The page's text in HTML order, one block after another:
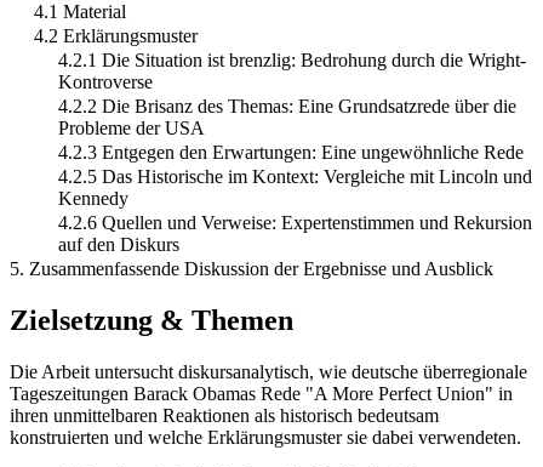
4.1 Material
4.2 Erklärungsmuster
4.2.1 Die Situation ist brenzlig: Bedrohung durch die Wright-
Kontroverse
4.2.2 Die Brisanz des Themas: Eine Grundsatzrede über die
Probleme der USA
4.2.3 Entgegen den Erwartungen: Eine ungewöhnliche Rede
4.2.5 Das Historische im Kontext: Vergleiche mit Lincoln und
Kennedy
4.2.6 Quellen und Verweise: Expertenstimmen und Rekursion
auf den Diskurs
5. Zusammenfassende Diskussion der Ergebnisse und Ausblick
Zielsetzung & Themen
Die Arbeit untersucht diskursanalytisch, wie deutsche überregionale
Tageszeitungen Barack Obamas Rede "A More Perfect Union" in
ihren unmittelbaren Reaktionen als historisch bedeutsam
konstruierten und welche Erklärungsmuster sie dabei verwendeten.